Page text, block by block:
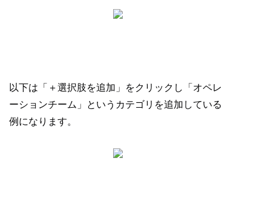
以下は「＋選択肢を追加」をクリックし「オペレ
ーションチーム」というカテゴリを追加している
例になります。